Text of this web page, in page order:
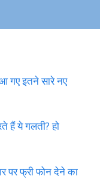
गए इतने सारे नए
हैं ये गलती? हो
पर फ्री फोन देने का